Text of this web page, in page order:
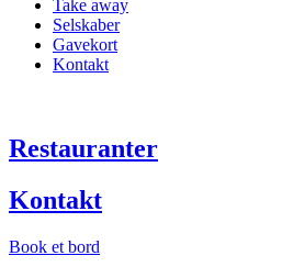
Take away
Selskaber
Gavekort
Kontakt
Restauranter
Kontakt
Book et bord